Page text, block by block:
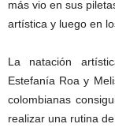
más vio en sus
artística y luego en
La natación
Estefanía Roa y
colombianas
realizar una rutina